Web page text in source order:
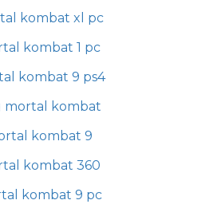
kombat xl pc
kombat 1 pc
kombat 9 ps4
mortal kombat
kombat 9
kombat 360
kombat 9 pc